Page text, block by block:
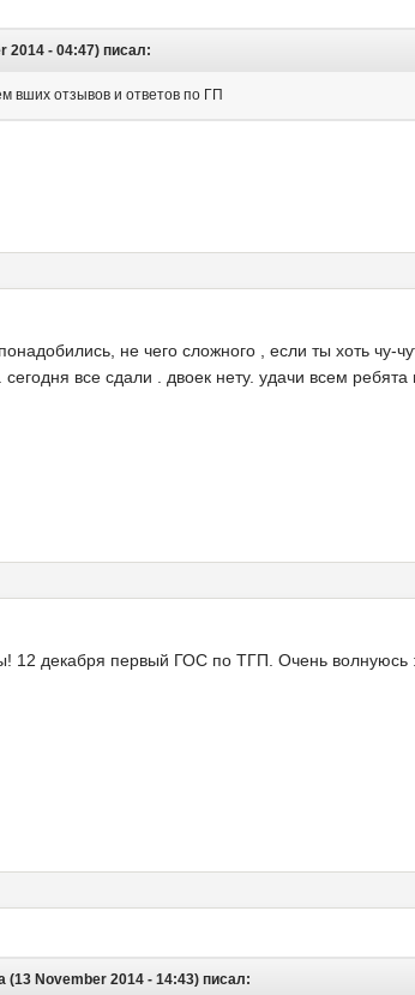
2014 - 04:47) писал:
вших отзывов и ответов по ГП
не чего сложного , если ты хоть чу-
все сдали . двоек нету. удачи всем ребята
12 декабря первый ГОС по ТГП. Очень
November 2014 - 14:43) писал: